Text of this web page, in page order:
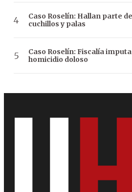
Caso Roselín: Hallan parte
cuchillos y palas
Caso Roselín: Fiscalía
homicidio doloso